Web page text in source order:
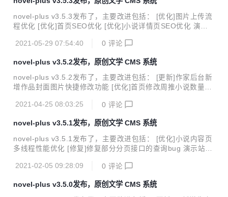
能完善的屏幕自适应小说漫画连载系统，包含精品小说专区、
轻小说专区和漫画专区。包括小说/漫画分类、小说/漫画搜
索、小说/漫画排行、完本小说/漫画、小说/漫画评分、小说/漫
画在线阅读、小说/漫画书架、小说/漫画阅读记录、小说TXT
下载、小说弹幕、小...
novel-plus v3.5.3发布了，主要改进包括： [优化]图片上传流
程优化 [优化]首页SEO优化 [优化]小说详情页SEO优化 演示
卓app、微信小程序）、功能完善的屏幕自适应小说漫画连载
漫画分类、小说/漫画搜索、小说/漫画排行、完本小说/漫画、
小说/漫画评分、小说/漫画在线阅读、小说/漫画书架、小说/漫
画阅读记录、小说TXT下载、小说弹幕、小说/漫画自动爬取、
小说内容自动分享到微博、邮件自动推广、链接自动推送到百
度搜索引擎等功能。包含电脑端、移动端、微信小程序等多个
2021-05-29 07:54:40 0 评论
novel-plus v3.5.2发布，原创文学 CMS 系统
novel-plus v3.5.2发布了，主要改进包括： [更新]作家后台新
增作品封面图片快捷修改功能 [优化]首页修改周推小说数量
[优化]使用图片懒加载提高网站加载速度 [优化]图片压缩提高
台（web、安卓app、微信小程序）、功能完善的屏幕自适应
小说漫画连载系统，包含精品小说专区、轻小说专区和漫画专
区。包括小说/漫画分类、小说/漫画搜索、小说/漫画排行、完
本小说/漫画、小说/漫画评分、小说/漫画在线阅读、小说/漫画
书架、小说/漫画阅读记录、小说TXT下载、小说弹幕...
2021-04-25 08:03:25 0 评论
novel-plus v3.5.1发布，原创文学 CMS 系统
novel-plus v3.5.1发布了，主要改进包括： [优化]小说内容页
多线程性能优化 [修复]修复部分分页接口的查询bug 演示站点
p、微信小程序）、功能完善的屏幕自适应小说漫画连载系
画分类、小说/漫画搜索、小说/漫画排行、完本小说/漫画、小
2021-02-05 09:28:09 0 评论
novel-plus v3.5.0发布，原创文学 CMS 系统